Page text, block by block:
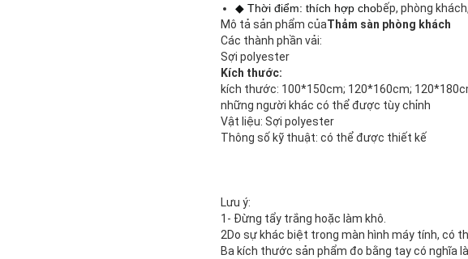
◆ Thời điểm: thích hợp chobếp, phòng
Mô tả sản phẩm củaThảm sàn phòng khách
Các thành phần vải:
Sợi polyester
Kích thước:
kích thước: 100*150cm; 120*160cm;
những người khác có thể được tùy chỉnh
Vật liệu: Sợi polyester
Thông số kỹ thuật: có thể được thiết kế
Lưu ý:
1- Đừng tẩy trắng hoặc làm khô.
2Do sự khác biệt trong màn hình máy tính, có
Ba kích thước sản phẩm đo bằng tay có nghĩa